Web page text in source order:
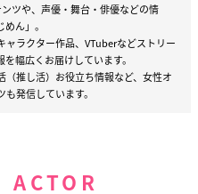
ツや、声優・舞台・俳優などの情
ん」。
ラクター作品、VTuberなどストリー
幅広くお届けしています。
推し活）お役立ち情報など、女性オ
発信しています。
ACTOR